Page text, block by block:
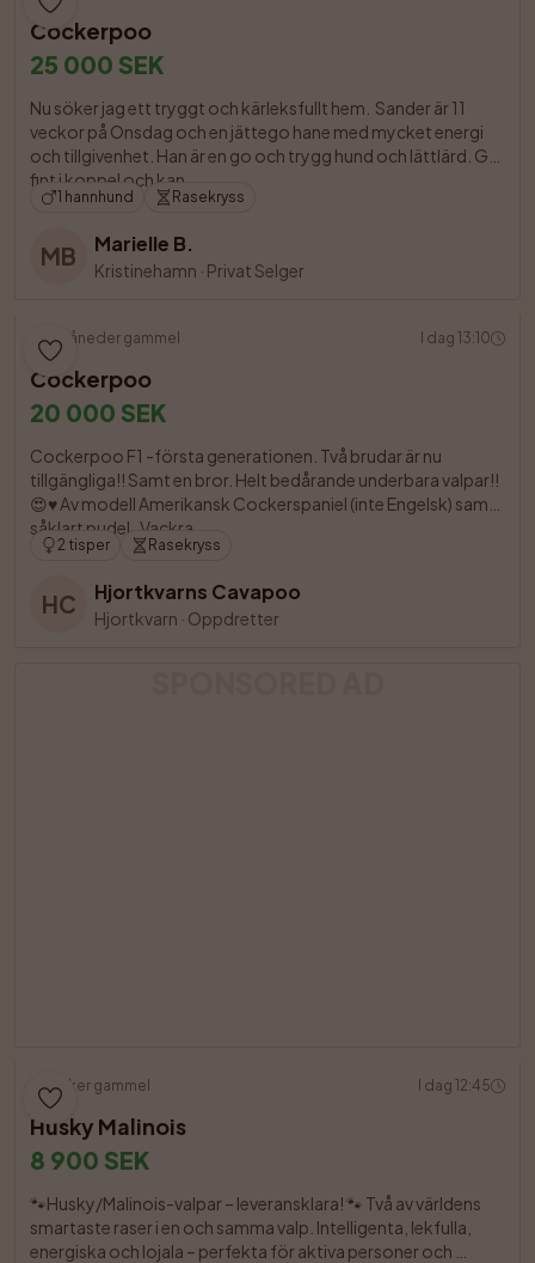
Cockerpoo
25 000 SEK
Nu söker jag ett tryggt och kärleksfullt hem.  Sander är 11
veckor på Onsdag och en jättego hane med mycket energi
och tillgivenhet. Han är en go och trygg hund och lättlärd. Går
fint i koppel och kan
1 hannhund Rasekryss
MB Marielle B.
Kristinehamn · Privat Selger
3 måneder gammel I dag 13:10
Cockerpoo
20 000 SEK
Cockerpoo F1 -första generationen. Två brudar är nu
tillgängliga!! Samt en bror. Helt bedårande underbara valpar!!
😍♥️ Av modell Amerikansk Cockerspaniel (inte Engelsk) samt
såklart pudel.  Vackra
2 tisper Rasekryss
HC Hjortkvarns Cavapoo
Hjortkvarn · Oppdretter
12 uker gammel I dag 12:45
Husky Malinois
8 900 SEK
🐾Husky/Malinois-valpar – leveransklara! 🐾 Två av världens
smartaste raser i en och samma valp. Intelligenta, lekfulla,
energiska och lojala – perfekta för aktiva personer och